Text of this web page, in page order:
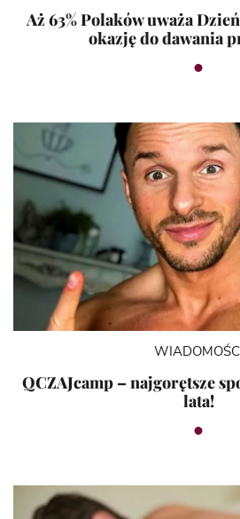
Aż 63% Polaków uważa
okazję do dawania
WIADOMOŚCI
QCZAJcamp – najgorętsze
lata!